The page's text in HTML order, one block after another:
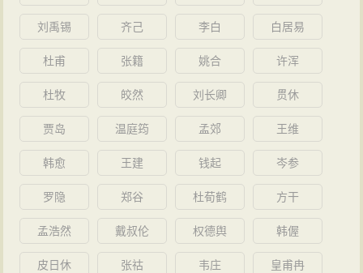
刘禹锡 齐己 李白 白居易
杜甫 张籍 姚合 许浑
杜牧 皎然 刘长卿 贯休
贾岛 温庭筠 孟郊 王维
韩愈 王建 钱起 岑参
罗隐 郑谷 杜荀鹤 方干
孟浩然 戴叔伦 权德舆 韩偓
皮日休 张祜 韦庄 皇甫冉